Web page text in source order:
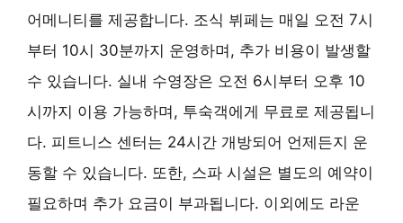
어메니티를 제공합니다. 조식 뷔페는 매일 오전 7시
부터 10시 30분까지 운영하며, 추가 비용이 발생할
수 있습니다. 실내 수영장은 오전 6시부터 오후 10
시까지 이용 가능하며, 투숙객에게 무료로 제공됩니
다. 피트니스 센터는 24시간 개방되어 언제든지 운
동할 수 있습니다. 또한, 스파 시설은 별도의 예약이
필요하며 추가 요금이 부과됩니다. 이외에도 라운